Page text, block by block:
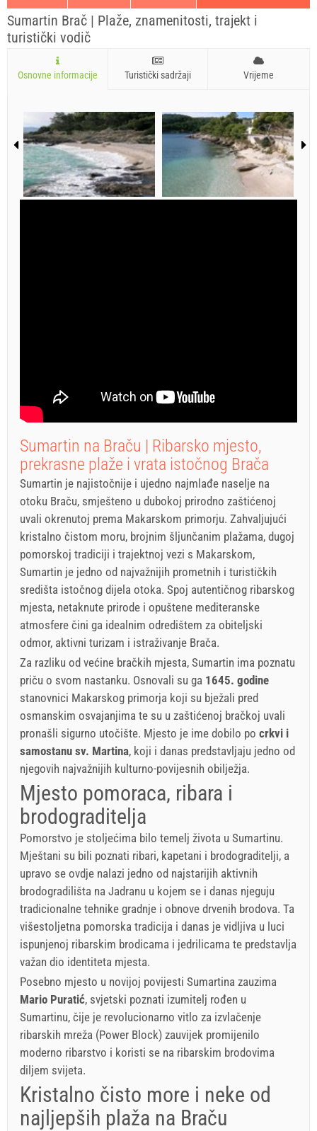
Sumartin Brač | Plaže, znamenitosti, trajekt i
turistički vodič
Osnovne informacije Turistički sadržaji Vrijeme
Sumartin na Braču | Ribarsko mjesto,
prekrasne plaže i vrata istočnog Brača
Sumartin je najistočnije i ujedno najmlađe naselje na
otoku Braču, smješteno u dubokoj prirodno zaštićenoj
uvali okrenutoj prema Makarskom primorju. Zahvaljujući
kristalno čistom moru, brojnim šljunčanim plažama, dugoj
pomorskoj tradiciji i trajektnoj vezi s Makarskom,
Sumartin je jedno od najvažnijih prometnih i turističkih
središta istočnog dijela otoka. Spoj autentičnog ribarskog
mjesta, netaknute prirode i opuštene mediteranske
atmosfere čini ga idealnim odredištem za obiteljski
odmor, aktivni turizam i istraživanje Brača.
Za razliku od većine bračkih mjesta, Sumartin ima poznatu
priču o svom nastanku. Osnovali su ga 1645. godine
stanovnici Makarskog primorja koji su bježali pred
osmanskim osvajanjima te su u zaštićenoj bračkoj uvali
pronašli sigurno utočište. Mjesto je ime dobilo po crkvi i
samostanu sv. Martina, koji i danas predstavljaju jedno od
njegovih najvažnijih kulturno-povijesnih obilježja.
Mjesto pomoraca, ribara i
brodograditelja
Pomorstvo je stoljećima bilo temelj života u Sumartinu.
Mještani su bili poznati ribari, kapetani i brodograditelji, a
upravo se ovdje nalazi jedno od najstarijih aktivnih
brodogradilišta na Jadranu u kojem se i danas njeguju
tradicionalne tehnike gradnje i obnove drvenih brodova. Ta
višestoljetna pomorska tradicija i danas je vidljiva u luci
ispunjenoj ribarskim brodicama i jedrilicama te predstavlja
važan dio identiteta mjesta.
Posebno mjesto u novijoj povijesti Sumartina zauzima
Mario Puratić, svjetski poznati izumitelj rođen u
Sumartinu, čije je revolucionarno vitlo za izvlačenje
ribarskih mreža (Power Block) zauvijek promijenilo
moderno ribarstvo i koristi se na ribarskim brodovima
diljem svijeta.
Kristalno čisto more i neke od
najljepših plaža na Braču